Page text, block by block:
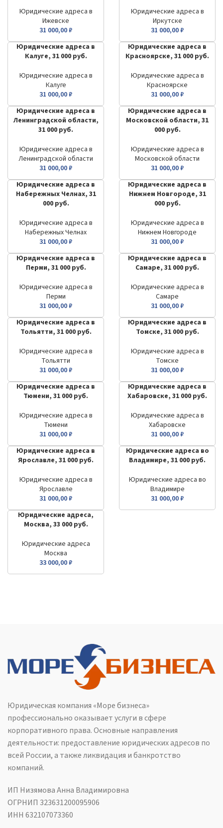
Юридические адреса в
Ижевске
31 000,00₽
Юридические адреса в
Иркутске
31 000,00₽
Юридические адреса в
Калуге, 31 000 руб.
Юридические адреса в
Калуге
31 000,00₽
Юридические адреса в
Красноярске, 31 000 руб.
Юридические адреса в
Красноярске
31 000,00₽
Юридические адреса в
Ленинградской области,
31 000 руб.
Юридические адреса в
Ленинградской области
31 000,00₽
Юридические адреса в
Московской области, 31
000 руб.
Юридические адреса в
Московской области
31 000,00₽
Юридические адреса в
Набережных Челнах, 31
000 руб.
Юридические адреса в
Набережных Челнах
31 000,00₽
Юридические адреса в
Нижнем Новгороде, 31
000 руб.
Юридические адреса в
Нижнем Новгороде
31 000,00₽
Юридические адреса в
Перми, 31 000 руб.
Юридические адреса в
Перми
31 000,00₽
Юридические адреса в
Самаре, 31 000 руб.
Юридические адреса в
Самаре
31 000,00₽
Юридические адреса в
Тольятти, 31 000 руб.
Юридические адреса в
Тольятти
31 000,00₽
Юридические адреса в
Томске, 31 000 руб.
Юридические адреса в
Томске
31 000,00₽
Юридические адреса в
Тюмени, 31 000 руб.
Юридические адреса в
Тюмени
31 000,00₽
Юридические адреса в
Хабаровске, 31 000 руб.
Юридические адреса в
Хабаровске
31 000,00₽
Юридические адреса в
Ярославле, 31 000 руб.
Юридические адреса в
Ярославле
31 000,00₽
Юридические адреса во
Владимире, 31 000 руб.
Юридические адреса во
Владимире
31 000,00₽
Юридические адреса,
Москва, 33 000 руб.
Юридические адреса
Москва
33 000,00₽
Юридическая компания «Море бизнеса»
профессионально оказывает услуги в сфере
корпоративного права. Основные направления
деятельности: предоставление юридических адресов по
всей России, а также ликвидация и банкротство
компаний.
ИП Низямова Анна Владимировна
ОГРНИП 323631200095906
ИНН 632107073360